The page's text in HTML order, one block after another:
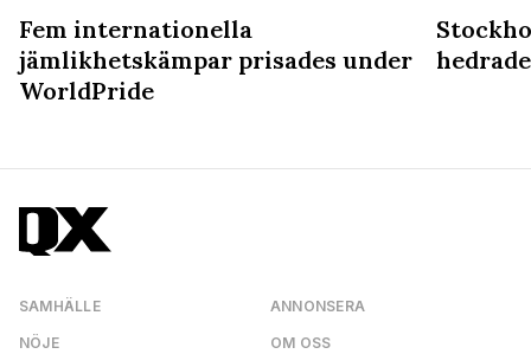
Fem internationella
jämlikhetskämpar prisades under
WorldPride
SAMHÄLLE
NÖJE
ANNONSERA
OM OSS